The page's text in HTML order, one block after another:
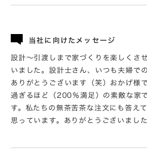
当社に向けたメッセージ
設計～引渡しまで家づくりを楽しくさ
いました。設計士さん、いつも夫婦で
ありがとうございます（笑）おかげ様
過ぎるほど（200％満足）の素敵な家
す。私たちの無茶苦茶な注文にも答え
思っています。ありがとうございました